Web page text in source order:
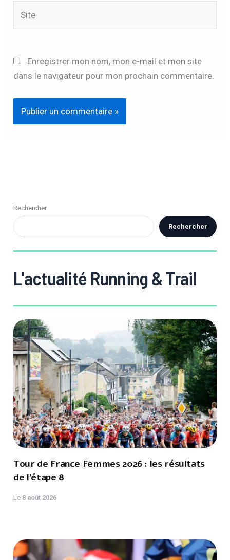
Enregistrer mon nom, mon e-mail et mon site
dans le navigateur pour mon prochain commentaire.
Rechercher
Rechercher
L'actualité Running & Trail
Tour de France Femmes 2026 : les résultats
de l’étape 8
Le 8 août 2026